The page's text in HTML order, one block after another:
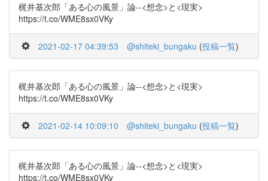
梶井基次郎「ある心の風景」論--<想念>と<現実>
https://t.co/WME8sx0VKy
2021-02-17 04:39:53 @shiteki_bungaku (投稿一覧)
梶井基次郎「ある心の風景」論--<想念>と<現実>
https://t.co/WME8sx0VKy
2021-02-14 10:09:10 @shiteki_bungaku (投稿一覧)
梶井基次郎「ある心の風景」論--<想念>と<現実>
https://t.co/WME8sx0VKy